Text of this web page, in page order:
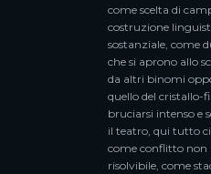
come scelta di
costruzione
sostanziale, come
che si aprono allo
da altri binomi
quello del cristallo-
bruciarsi intenso e
il teatro, qui tutto
come conflitto non
risolvibile, come